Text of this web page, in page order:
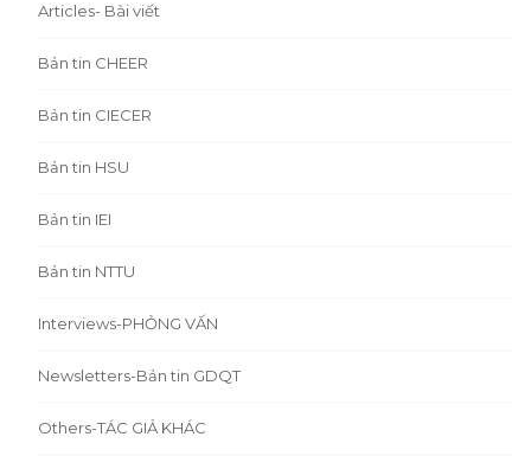
Articles- Bài viết
Bản tin CHEER
Bản tin CIECER
Bản tin HSU
Bản tin IEI
Bản tin NTTU
Interviews-PHỎNG VẤN
Newsletters-Bản tin GDQT
Others-TÁC GIẢ KHÁC